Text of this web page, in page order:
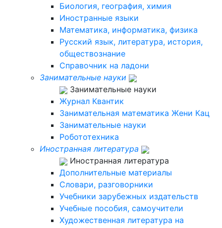
Биология, география, химия
Иностранные языки
Математика, информатика, физика
Русский язык, литература, история,
обществознание
Справочник на ладони
Занимательные науки
Занимательные науки
Журнал Квантик
Занимательная математика Жени Кац
Занимательные науки
Робототехника
Иностранная литература
Иностранная литература
Дополнительные материалы
Словари, разговорники
Учебники зарубежных издательств
Учебные пособия, самоучители
Художественная литература на